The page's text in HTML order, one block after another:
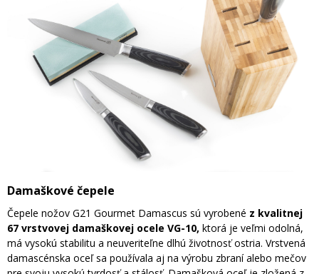
Damaškové čepele
Čepele nožov G21 Gourmet Damascus sú vyrobené z kvalitnej
67 vrstvovej damaškovej ocele VG-10, ktorá je veľmi odolná,
má vysokú stabilitu a neuveriteľne dlhú životnosť ostria. Vrstvená
damascénska oceľ sa používala aj na výrobu zbraní alebo mečov